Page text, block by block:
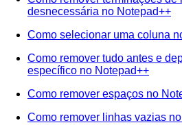
desnecessária no Notepad++
Como selecionar uma coluna
Como remover tudo antes e
específico no Notepad++
Como remover espaços no
Como remover linhas vazias